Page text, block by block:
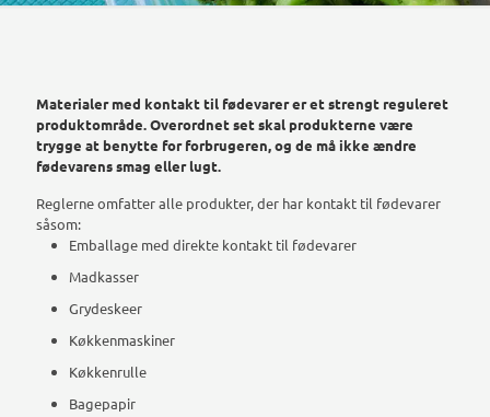
Materialer med kontakt til fødevarer er et strengt reguleret
produktområde. Overordnet set skal produkterne være
trygge at benytte for forbrugeren, og de må ikke ændre
fødevarens smag eller lugt.
Reglerne omfatter alle produkter, der har kontakt til fødevarer
såsom:
Emballage med direkte kontakt til fødevarer
Madkasser
Grydeskeer
Køkkenmaskiner
Køkkenrulle
Bagepapir